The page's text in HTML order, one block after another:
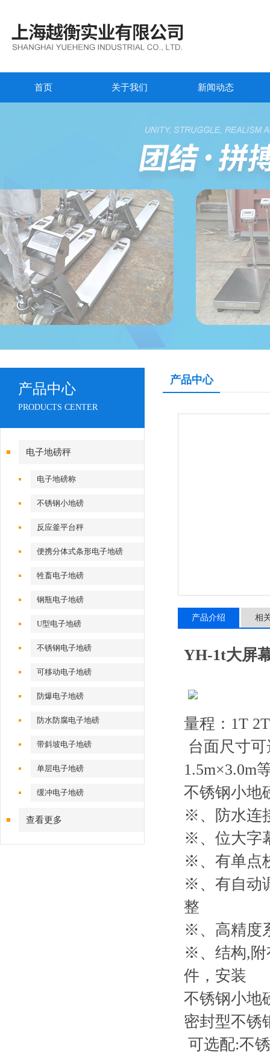
首页 关于我们 新闻动态
产品中心
PRODUCTS CENTER
电子地磅秤
电子地磅称
不锈钢小地磅
反应釜平台秤
便携分体式条形电子地磅
牲畜电子地磅
钢瓶电子地磅
U型电子地磅
不锈钢电子地磅
可移动电子地磅
防爆电子地磅
防水防腐电子地磅
带斜坡电子地磅
单层电子地磅
缓冲电子地磅
查看更多
产品中心
产品介绍 相
YH-1t大屏
量程： 1T
台面尺寸
1.5m×3.0m
不锈钢小地
※、防水连
※、位大字
※、有单点
※、有自动
整
※、高精度
※、结构,
件，安装
不锈钢小地
密封型不锈
可选配:不